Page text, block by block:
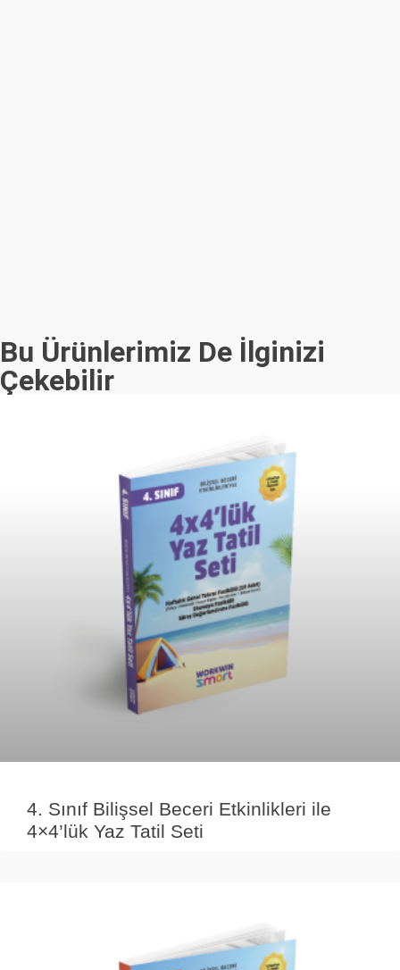
Bu Ürünlerimiz De İlginizi
Çekebilir
4. Sınıf Bilişsel Beceri Etkinlikleri ile
4×4’lük Yaz Tatil Seti